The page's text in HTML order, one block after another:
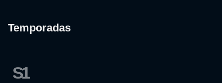
Temporadas
S1